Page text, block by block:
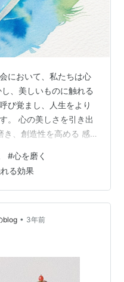
において、私たちは心
、美しいものに触れる
び覚まし、人生をより
。 心の美しさを引き出
き、創造性を高める 感
、自然など、五感を通
心が豊かな感動に包ま
を引き出し、人として
裕を生み出す 美しいも
安を和らげ、心に余裕
#心を磨く
る効果
blog • 3年前